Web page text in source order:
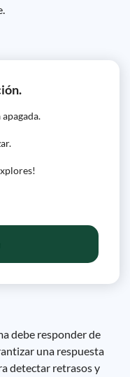
debe responder de
una respuesta
detectar retrasos y